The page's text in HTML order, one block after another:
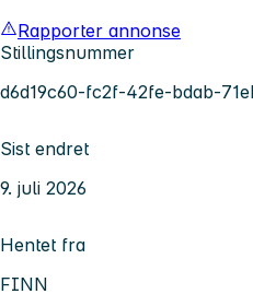
Rapporter annonse
Stillingsnummer
d6d19c60-fc2f-42fe-bdab-
Sist endret
9. juli 2026
Hentet fra
FINN